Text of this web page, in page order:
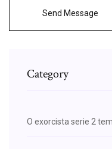
Send Message
Category
O exorcista serie 2